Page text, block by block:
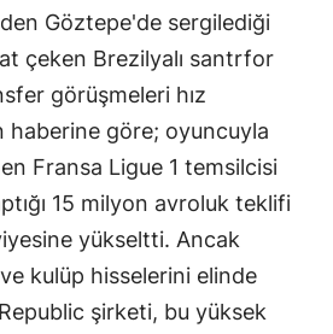
Göztepe'de sergilediği
çeken Brezilyalı santrfor
görüşmeleri hız
haberine göre; oyuncuyla
Fransa Ligue 1 temsilcisi
15 milyon avroluk teklifi
yükseltti. Ancak
kulüp hisselerini elinde
şirketi, bu yüksek